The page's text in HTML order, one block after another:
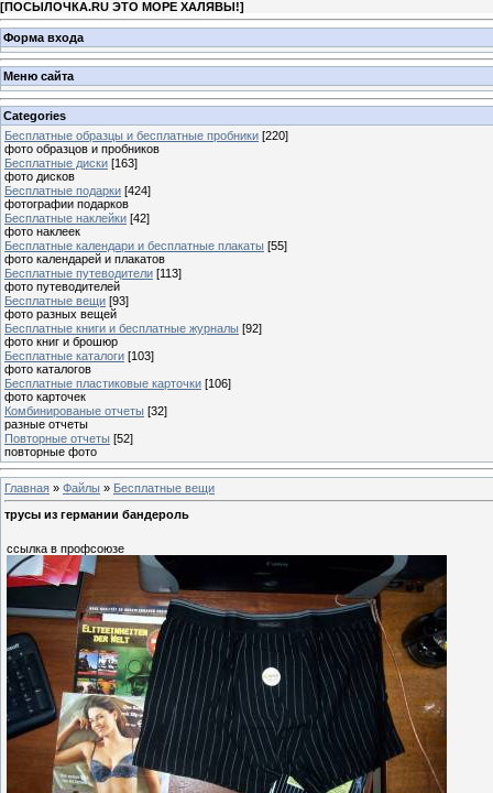
[ПОСЫЛОЧКА.RU ЭТО МОРЕ ХАЛЯВЫ!]
Форма входа
Меню сайта
Categories
Бесплатные образцы и бесплатные пробники [220]
фото образцов и пробников
Бесплатные диски [163]
фото дисков
Бесплатные подарки [424]
фотографии подарков
Бесплатные наклейки [42]
фото наклеек
Бесплатные календари и бесплатные плакаты [55]
фото календарей и плакатов
Бесплатные путеводители [113]
фото путеводителей
Бесплатные вещи [93]
фото разных вещей
Бесплатные книги и бесплатные журналы [92]
фото книг и брошюр
Бесплатные каталоги [103]
фото каталогов
Бесплатные пластиковые карточки [106]
фото карточек
Комбинированые отчеты [32]
разные отчеты
Повторные отчеты [52]
повторные фото
Главная » Файлы » Бесплатные вещи
трусы из германии бандероль
ссылка в профсоюзе